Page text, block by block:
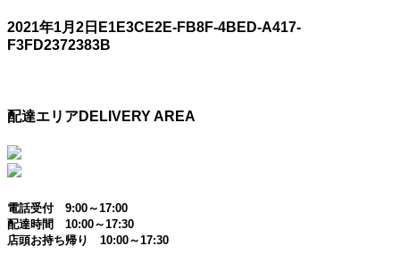
2021年1月2日 E1E3CE2E-FB8F-4BED-A417-
F3FD2372383B
配達エリアDELIVERY AREA
電話受付 9:00～17:00
配達時間 10:00～17:30
店頭お持ち帰り 10:00～17:30